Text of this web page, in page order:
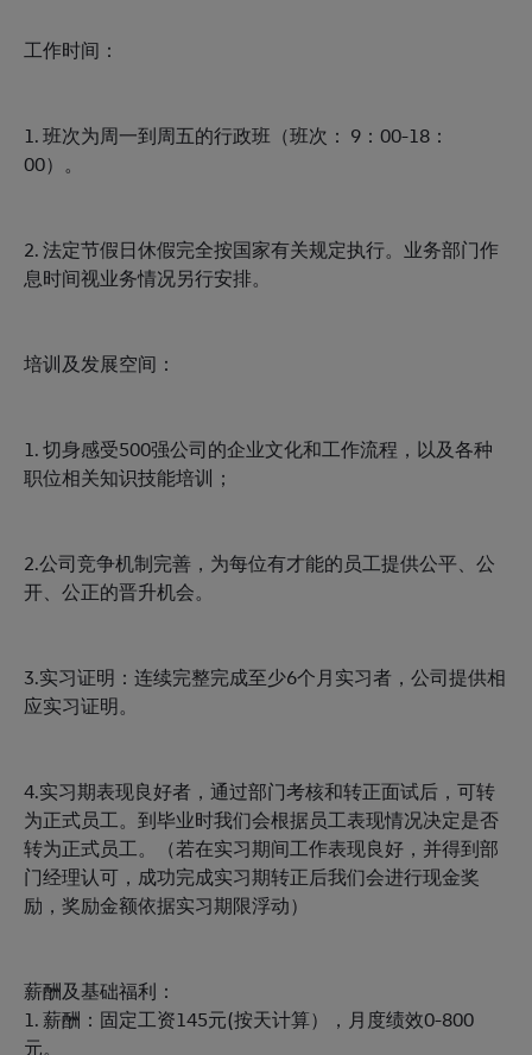
工作时间：
1. 班次为周一到周五的行政班（班次： 9：00-18：
00）。
2. 法定节假日休假完全按国家有关规定执行。业务部门作
息时间视业务情况另行安排。
培训及发展空间：
1. 切身感受500强公司的企业文化和工作流程，以及各种
职位相关知识技能培训；
2.公司竞争机制完善，为每位有才能的员工提供公平、公
开、公正的晋升机会。
3.实习证明：连续完整完成至少6个月实习者，公司提供相
应实习证明。
4.实习期表现良好者，通过部门考核和转正面试后，可转
为正式员工。到毕业时我们会根据员工表现情况决定是否
转为正式员工。（若在实习期间工作表现良好，并得到部
门经理认可，成功完成实习期转正后我们会进行现金奖
励，奖励金额依据实习期限浮动）
薪酬及基础福利：
1. 薪酬：固定工资145元(按天计算），月度绩效0-800
元。